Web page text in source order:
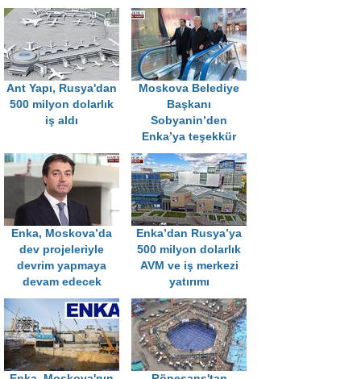
Ant Yapı, Rusya'dan
500 milyon dolarlık
iş aldı
Moskova Belediye
Başkanı
Sobyanin’den
Enka’ya teşekkür
Enka, Moskova’da
dev projeleriyle
devrim yapmaya
devam edecek
Enka’dan Rusya’ya
500 milyon dolarlık
AVM ve iş merkezi
yatırımı